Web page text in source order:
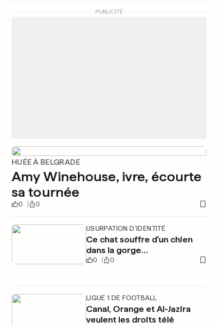
PUBLICITÉ
HUÉE À BELGRADE
Amy Winehouse, ivre, écourte
sa tournée
0 0
USURPATION D'IDENTITÉ
Ce chat souffre d'un chien
dans la gorge…
0 0
LIGUE 1 DE FOOTBALL
Canal, Orange et Al-Jazira
veulent les droits télé